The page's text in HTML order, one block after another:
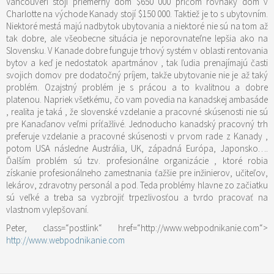
Charlotte na východe Kanady stojí $150 000. Taktiež je to s ubytovním.
Niektoré mestá majú nadbytok ubytovania a niektoré nie sú na tom až
tak dobre, ale všeobecne situácia je neporovnateľne lepšia ako na
Slovensku. V Kanade dobre funguje trhový systém v oblasti rentovania
bytov a keď je nedostatok apartmánov , tak ľudia prenajímajú časti
svojich domov pre dodatočný príjem, takže ubytovanie nie je až taký
problém. Ozajstný problém je s prácou a to kvalitnou a dobre
platenou. Napriek všetkému, čo vam povedia na kanadskej ambasáde
, realita je taká , že slovenské vzdelanie a pracovné skúsenosti nie sú
pre Kanaďanov veľmi príťažlivé. Jednoducho kanadský pracovný trh
preferuje vzdelanie a pracovné skúsenosti v prvom rade z Kanady ,
potom USA následne Austrália, UK, západná Európa, Japonsko….
Ďalším problém sú tzv. profesionálne organizácie , ktoré robia
získanie profesionálneho zamestnania ťažšie pre inžinierov, učiteľov,
lekárov, zdravotny personál a pod. Teda problémy hlavne zo začiatku
sú veľké a treba sa vyzbrojiť trpezlivosťou a tvrdo pracovať na
vlastnom vylepšovaní.
Peter, class=“postlink“ href=“http://www.webpodnikanie.com“>
http://www.webpodnikanie.com